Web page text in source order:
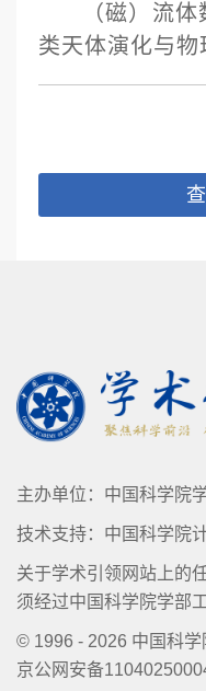
（磁）流
类天体演化与
的直接对象是
高能质子、电
宇宙线在一些
一类正在迅速发
其在几个重要天
括黑洞喷流、活
绍这一领域急需
个重要新方向
主办单位：中国科学院
技术支持：中国科学院
关于学术引领网站上的
须经过中国科学院学部
© 1996 - 2026 中国科学
京公网安备